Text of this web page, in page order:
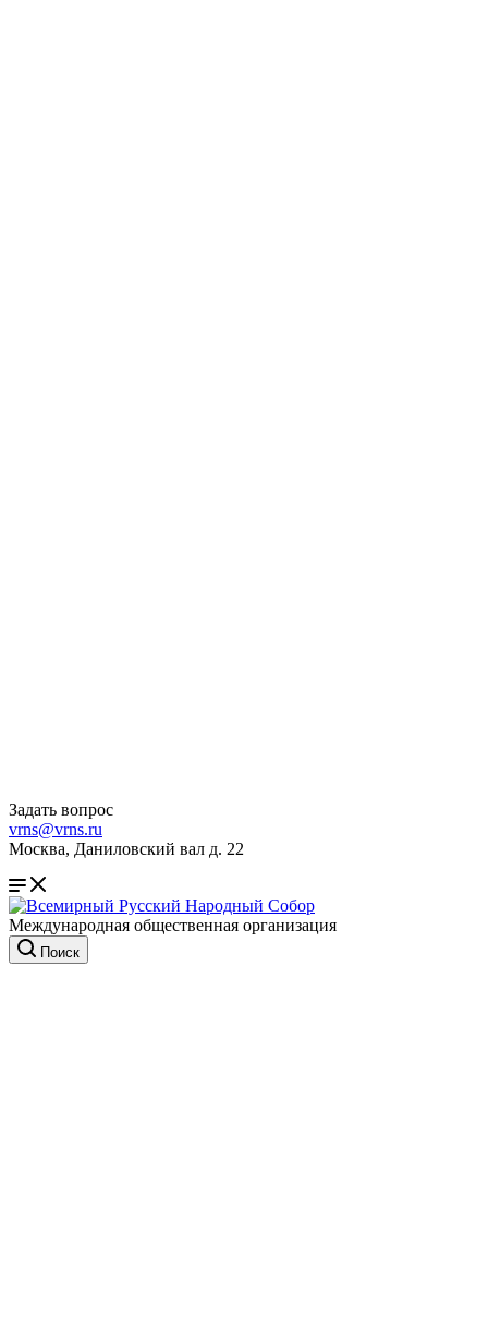
Задать вопрос
vrns@vrns.ru
Москва, Даниловский вал д. 22
Международная общественная организация
Поиск